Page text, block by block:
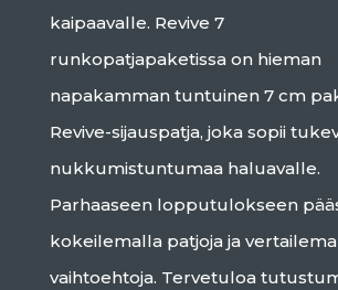
kaipaavalle. Revive 7
runkopatjapaketissa on hieman
napakamman tuntuinen 7 cm
Revive-sijauspatja, joka sopii
nukkumistuntumaa haluavalle.
Parhaaseen lopputulokseen
kokeilemalla patjoja ja
vaihtoehtoja. Tervetuloa